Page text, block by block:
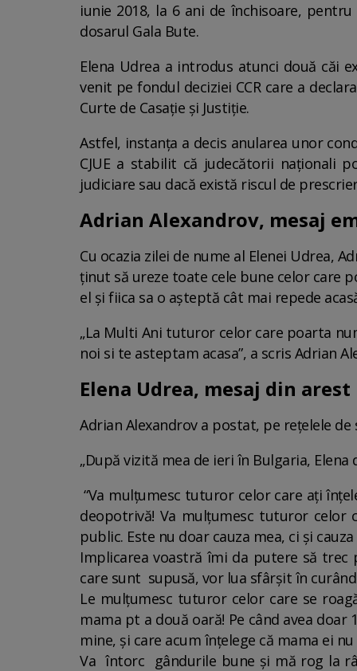
iunie 2018, la 6 ani de închisoare,
dosarul Gala Bute.
Elena Udrea a introdus atunci două căi
venit pe fondul deciziei CCR care a
Curte de Casație și Justiție.
Astfel, instanța a decis anularea unor
CJUE a stabilit că judecătorii naționali
judiciare sau dacă există riscul de
Adrian Alexandrov, mesaj
Cu ocazia zilei de nume al Elenei Udrea,
ținut să ureze toate cele bune celor care
el și fiica sa o așteptă cât mai repede
„La Multi Ani tuturor celor care poarta
noi si te asteptam acasa”, a scris Adrian
Elena Udrea, mesaj din arest
Adrian Alexandrov a postat, pe rețelele
„După vizită mea de ieri în Bulgaria,
“Va mulțumesc tuturor celor care ați
deopotrivă! Va mulțumesc tuturor
public. Este nu doar cauza mea, ci și
Implicarea voastră îmi da putere să
care sunt supusă, vor lua sfârșit în
Le mulțumesc tuturor celor care se
mama pt a două oară! Pe când avea
mine, și care acum înțelege că mama ei
Va întorc gândurile bune și mă rog la